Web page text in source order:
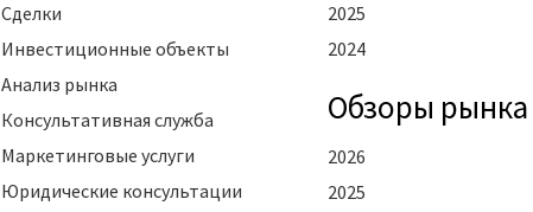
Сделки
Инвестиционные объекты
Анализ рынка
Консультативная служба
Маркетинговые услуги
Юридические консультации
2025
2024
Oбзоры рынка
2026
2025